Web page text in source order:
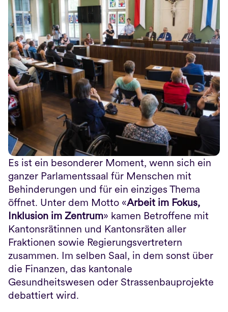
Es ist ein besonderer Moment, wenn sich ein
ganzer Parlamentssaal für Menschen mit
Behinderungen und für ein einziges Thema
öffnet. Unter dem Motto «Arbeit im Fokus,
Inklusion im Zentrum» kamen Betroffene mit
Kantonsrätinnen und Kantonsräten aller
Fraktionen sowie Regierungsvertretern
zusammen. Im selben Saal, in dem sonst über
die Finanzen, das kantonale
Gesundheitswesen oder Strassenbauprojekte
debattiert wird.